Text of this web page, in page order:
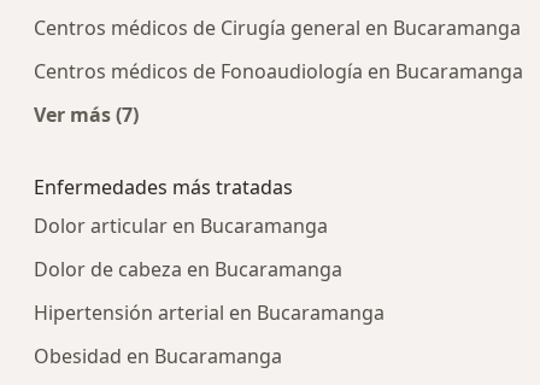
Centros médicos de Cirugía general en Bucaramanga
Centros médicos de Fonoaudiología en Bucaramanga
Ver más (7)
Enfermedades más tratadas
Dolor articular en Bucaramanga
Dolor de cabeza en Bucaramanga
Hipertensión arterial en Bucaramanga
Obesidad en Bucaramanga